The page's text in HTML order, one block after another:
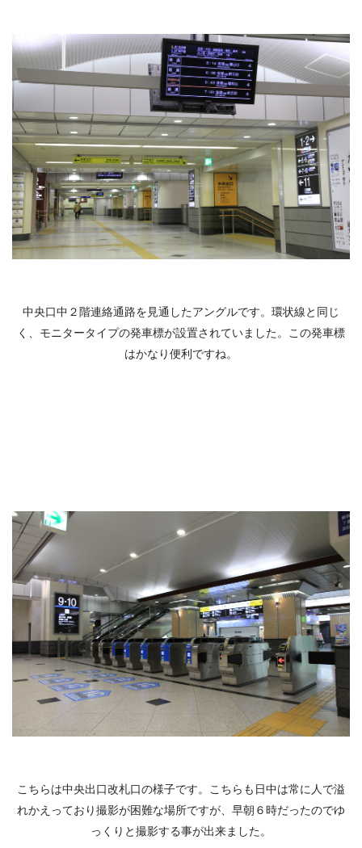
中央口中２階連絡通路を見通したアングルです。環状線と同じ
く、モニタータイプの発車標が設置されていました。この発車標
はかなり便利ですね。
こちらは中央出口改札口の様子です。こちらも日中は常に人で溢
れかえっており撮影が困難な場所ですが、早朝６時だったのでゆ
っくりと撮影する事が出来ました。